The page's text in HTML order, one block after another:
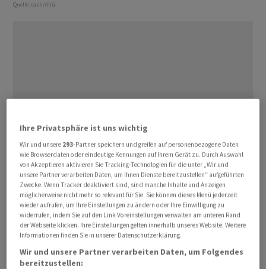
Quelle: cash/dhü
Der Ausblick für die Bewertungen wurde laut einer
Mitteilung vom Mittwochabend mit 'stabil' bestätigt.
Das kurzfriste Kreditrating wurde ebenfalls auf 'A-1+'
belassen.
Ihre Privatsphäre ist uns wichtig
Wir und unsere 293-Partner speichern und greifen auf personenbezogene Daten
wie Browserdaten oder eindeutige Kennungen auf Ihrem Gerät zu. Durch Auswahl
von Akzeptieren aktivieren Sie Tracking-Technologien für die unter „Wir und
unsere Partner verarbeiten Daten, um Ihnen Dienste bereitzustellen“ aufgeführten
Zwecke. Wenn Tracker deaktiviert sind, sind manche Inhalte und Anzeigen
möglicherweise nicht mehr so relevant für Sie. Sie können dieses Menü jederzeit
wieder aufrufen, um Ihre Einstellungen zu ändern oder Ihre Einwilligung zu
widerrufen, indem Sie auf den Link Voreinstellungen verwalten am unteren Rand
der Webseite klicken. Ihre Einstellungen gelten innerhalb unseres Website. Weitere
Informationen finden Sie in unserer Datenschutzerklärung.
Wir und unsere Partner verarbeiten Daten, um Folgendes
bereitzustellen: